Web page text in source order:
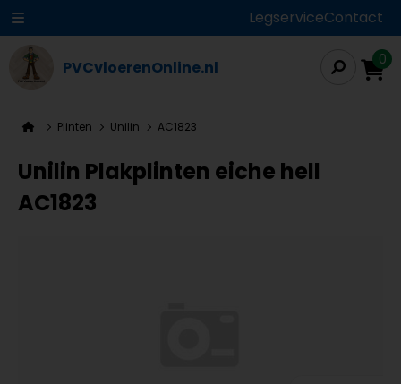
LegserviceContact
PVCvloerenOnline.nl 0
Plinten Unilin AC1823
Unilin Plakplinten eiche hell
AC1823